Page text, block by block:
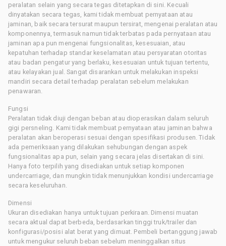
peralatan selain yang secara tegas ditetapkan di sini. Kecuali
dinyatakan secara tegas, kami tidak membuat pernyataan atau
jaminan, baik secara tersurat maupun tersirat, mengenai peralatan atau
komponennya, termasuk namun tidak terbatas pada pernyataan atau
jaminan apa pun mengenai fungsionalitas, kesesuaian, atau
kepatuhan terhadap standar keselamatan atau persyaratan otoritas
atau badan pengatur yang berlaku, kesesuaian untuk tujuan tertentu,
atau kelayakan jual. Sangat disarankan untuk melakukan inspeksi
mandiri secara detail terhadap peralatan sebelum melakukan
penawaran.
Fungsi
Peralatan tidak diuji dengan beban atau dioperasikan dalam seluruh
gigi persneling. Kami tidak membuat pernyataan atau jaminan bahwa
peralatan akan beroperasi sesuai dengan spesifikasi produsen. Tidak
ada pemeriksaan yang dilakukan sehubungan dengan aspek
fungsionalitas apa pun, selain yang secara jelas disertakan di sini.
Hanya foto terpilih yang disediakan untuk setiap komponen
undercarriage, dan mungkin tidak menunjukkan kondisi undercarriage
secara keseluruhan.
Dimensi
Ukuran disediakan hanya untuk tujuan perkiraan. Dimensi muatan
secara aktual dapat berbeda, berdasarkan tinggi truk/trailer dan
konfigurasi/posisi alat berat yang dimuat. Pembeli bertanggung jawab
untuk mengukur seluruh beban sebelum meninggalkan situs